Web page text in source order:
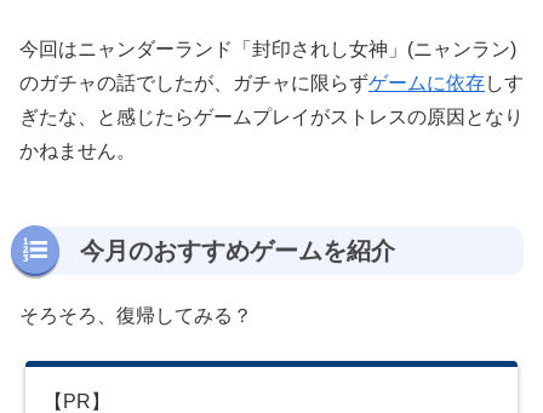
今回はニャンダーランド「封印されし女神」(ニャンラン)
のガチャの話でしたが、ガチャに限らずゲームに依存しす
ぎたな、と感じたらゲームプレイがストレスの原因となり
かねません。
今月のおすすめゲームを紹介
そろそろ、復帰してみる？